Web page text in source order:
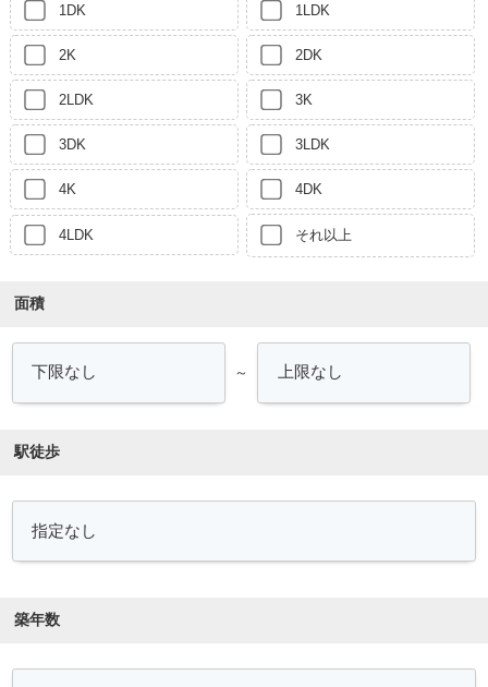
1DK 1LDK
2K 2DK
2LDK 3K
3DK 3LDK
4K 4DK
4LDK それ以上
面積
～
駅徒歩
築年数